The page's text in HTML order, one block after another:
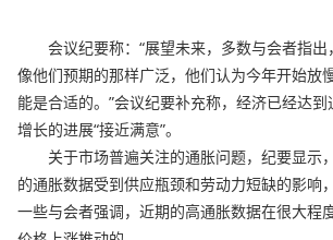
会议纪要称：“展望未来，多数与会者指出
像他们预期的那样广泛，他们认为今年开始放
能是合适的。”会议纪要补充称，经济已经达
增长的进展“接近满意”。
关于市场普遍关注的通胀问题，纪要显示
的通胀数据受到供应瓶颈和劳动力短缺的影响
一些与会者强调，近期的高通胀数据在很大程